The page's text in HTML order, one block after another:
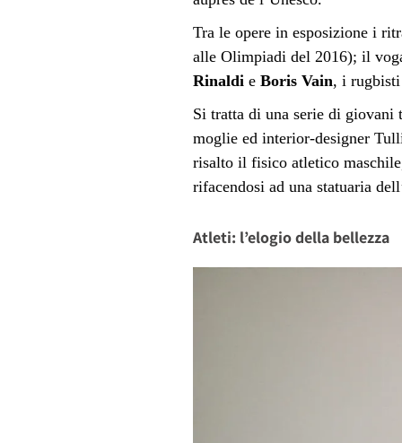
Tra le opere in esposizione i
alle Olimpiadi del 2016); il
Rinaldi e Boris Vain, i
Si tratta di una serie di giovani
moglie ed interior-designer
risalto il fisico atletico
rifacendosi ad una statuaria
Atleti: l’elogio della bellezza